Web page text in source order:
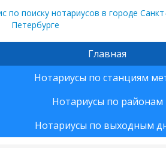
Главная
Нотариусы по станциям
Нотариусы по районам
Нотариусы по выходным